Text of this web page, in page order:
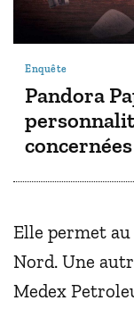
Enquête
Pandora
Elle permet
Nord. Une
Medex